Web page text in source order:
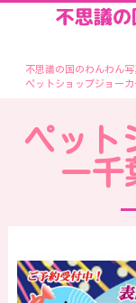
不思議の国のわんわん
ペットショップジョー
ペット
ー